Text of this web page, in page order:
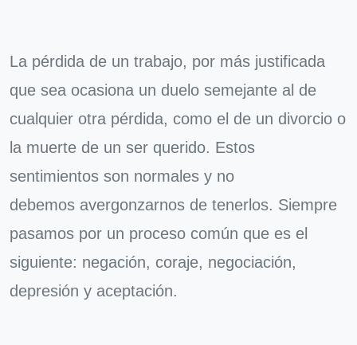
La pérdida de un trabajo, por más justificada
que sea ocasiona un duelo semejante al de
cualquier otra pérdida, como el de un divorcio o
la muerte de un ser querido. Estos
sentimientos son normales y no
debemos avergonzarnos de tenerlos. Siempre
pasamos por un proceso común que es el
siguiente: negación, coraje, negociación,
depresión y aceptación.